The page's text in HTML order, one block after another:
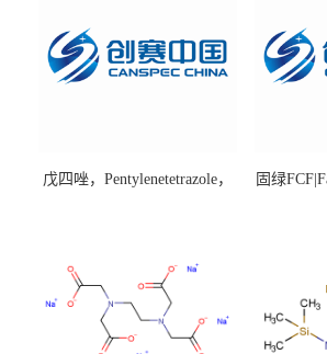
戊四唑，Pentylenetetrazole，
固绿